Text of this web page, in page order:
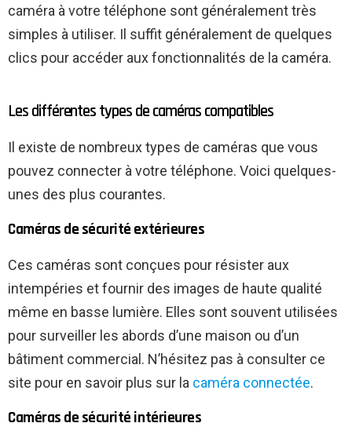
caméra à votre téléphone sont généralement très
simples à utiliser. Il suffit généralement de quelques
clics pour accéder aux fonctionnalités de la caméra.
Les différentes types de caméras compatibles
Il existe de nombreux types de caméras que vous
pouvez connecter à votre téléphone. Voici quelques-
unes des plus courantes.
Caméras de sécurité extérieures
Ces caméras sont conçues pour résister aux
intempéries et fournir des images de haute qualité
même en basse lumière. Elles sont souvent utilisées
pour surveiller les abords d’une maison ou d’un
bâtiment commercial. N’hésitez pas à consulter ce
site pour en savoir plus sur la caméra connectée.
Caméras de sécurité intérieures